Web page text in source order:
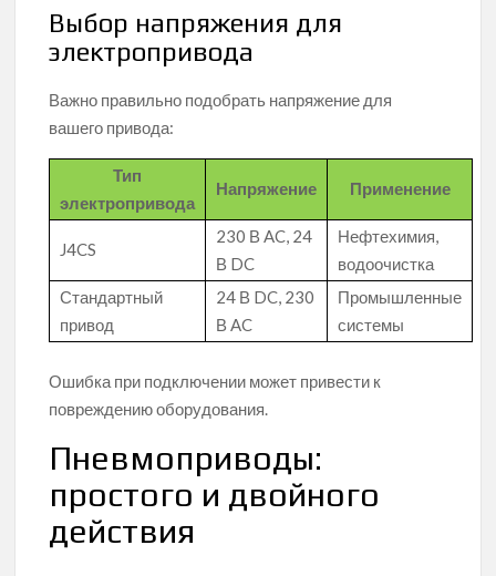
Выбор напряжения для
электропривода
Важно правильно подобрать напряжение для
вашего привода:
Тип
электропривода
Напряжение Применение
J4CS
230 В AC, 24
В DC
Нефтехимия,
водоочистка
Стандартный
привод
24 В DC, 230
В AC
Промышленные
системы
Ошибка при подключении может привести к
повреждению оборудования.
Пневмоприводы:
простого и двойного
действия